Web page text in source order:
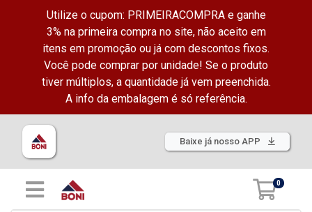
Utilize o cupom: PRIMEIRACOMPRA e ganhe
3% na primeira compra no site, não aceito em
itens em promoção ou já com descontos fixos.
Você pode comprar por unidade! Se o produto
tiver múltiplos, a quantidade já vem preenchida.
A info da embalagem é só referência.
Baixe já nosso APP
0